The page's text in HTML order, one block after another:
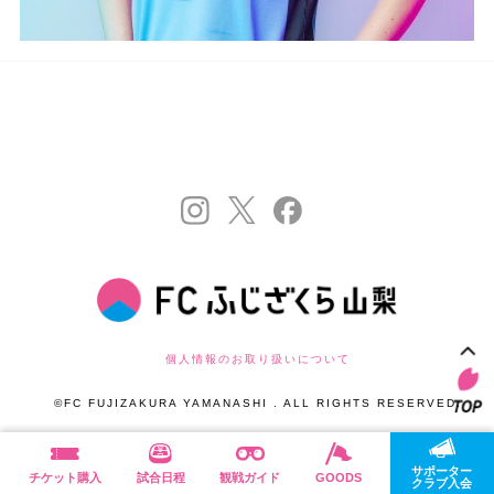
個人情報のお取り扱いについて
©FC FUJIZAKURA YAMANASHI . ALL RIGHTS RESERVED.
チケット購入 試合日程 観戦ガイド GOODS
サポーター
クラブ入会